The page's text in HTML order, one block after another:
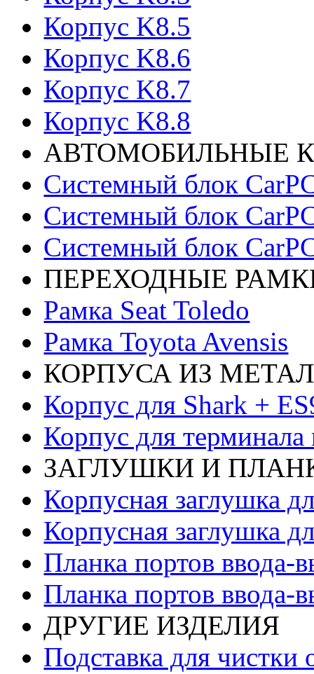
Корпус K8.5
Корпус K8.6
Корпус K8.7
Корпус K8.8
АВТОМОБИЛЬНЫЕ
Системный блок
Системный блок
Системный блок
ПЕРЕХОДНЫЕ
Рамка Seat Toledo
Рамка Toyota Avensis
КОРПУСА ИЗ
Корпус для Shark +
Корпус для терминала
ЗАГЛУШКИ И
Корпусная заглушка
Корпусная заглушка
Планка портов
Планка портов ввода-
ДРУГИЕ ИЗДЕЛИЯ
Подставка для